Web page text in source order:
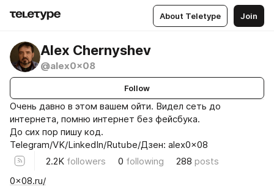
About Teletype Join
Alex Chernyshev
@alex0x08
Follow
Очень давно в этом вашем ойти. Видел сеть до
интернета, помню интернет без фейсбука.
До сих пор пишу код.
Telegram/VK/LinkedIn/Rutube/Дзен: alex0x08
2.2K followers 0 following 288 posts
0x08.ru/